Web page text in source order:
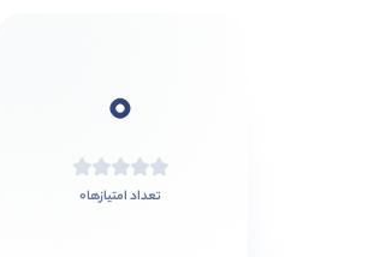
0
تعداد امتیازها0